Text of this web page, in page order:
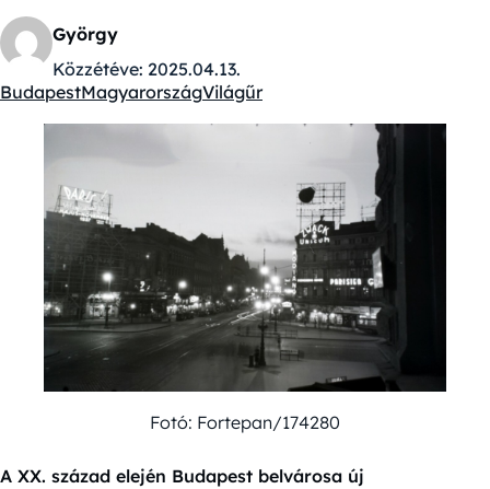
György
Közzétéve: 2025.04.13.
Kategóriák:
BudapestMagyarországVilágűr
Fotó: Fortepan/174280
A XX. század elején Budapest belvárosa új